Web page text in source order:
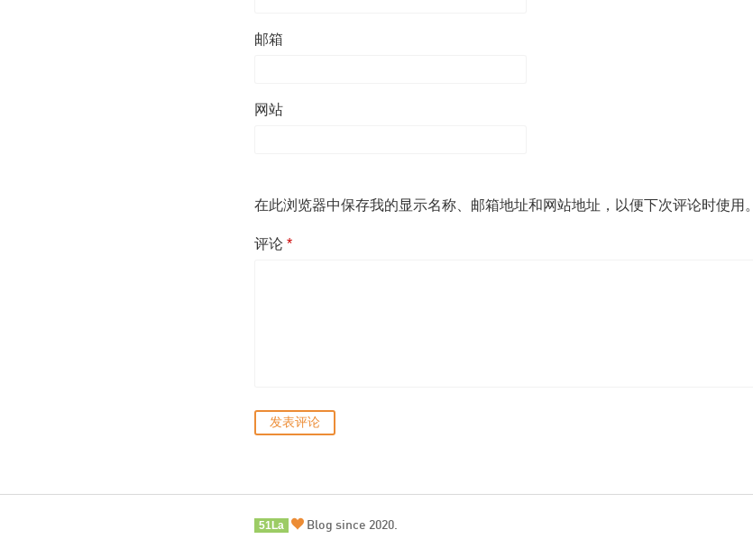
邮箱
网站
在此浏览器中保存我的显示名称、邮箱地址和网站地址，以便下次评论时使用。
评论 *
51La Blog since 2020.